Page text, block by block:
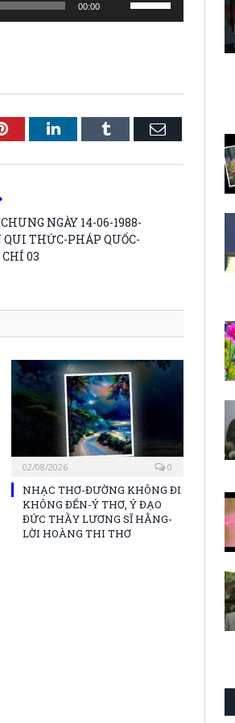
00:00
Up/Down
or
decrease
PinterestLinkedInTumblr Email
NGÀY 14-06-1988-
THỨC-PHÁP QUỐC-
03
02/08/2026 0
NHẠC THƠ-ĐƯỜNG KHÔNG ĐI
KHÔNG ĐẾN-Ý THƠ, Ý ĐẠO
ĐỨC THẦY LƯƠNG SĨ HẰNG-
LỜI HOÀNG THI THƠ